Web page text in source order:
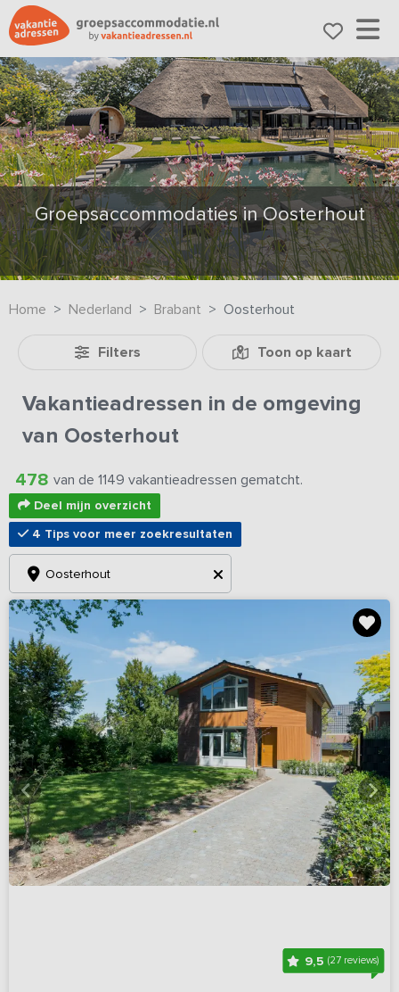
Groepsaccommodaties in Oosterhout
Home Nederland Brabant Oosterhout
Filters Toon op kaart
Vakantieadressen in de omgeving
van Oosterhout
478 van de 1149 vakantieadressen gematcht.
Deel mijn overzicht
4 Tips voor meer zoekresultaten
Oosterhout
9,5(27 reviews)